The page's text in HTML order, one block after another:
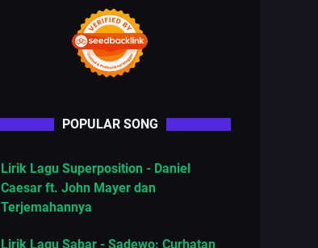
POPULAR SONG
Lirik Lagu Superposition - Daniel
Caesar ft. John Mayer dan
Terjemahannya
Lirik Lagu Sabar - Sadewo: Curhatan